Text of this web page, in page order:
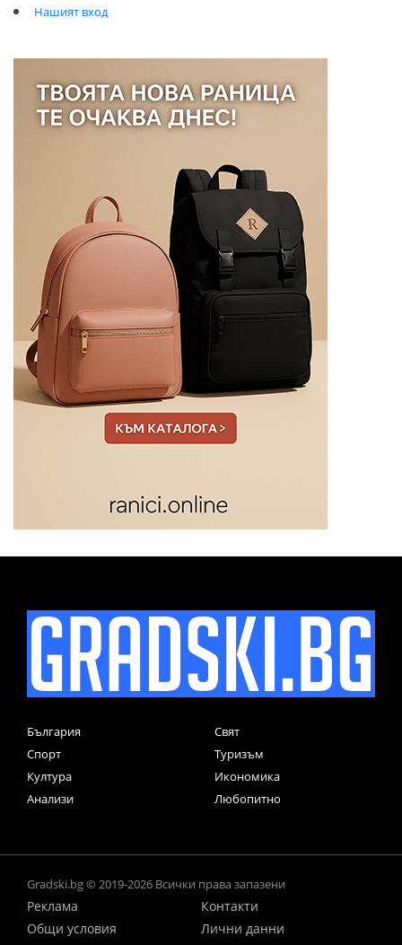
Нашият вход
България
Свят
Спорт
Туризъм
Култура
Икономика
Анализи
Любопитно
Gradski.bg © 2019-2026 Всички права запазени
Реклама
Контакти
Общи условия
Лични данни